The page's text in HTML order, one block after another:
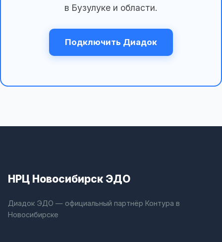
в Бузулуке и области.
Подключить Диадок
НРЦ Новосибирск ЭДО
Диадок ЭДО — официальный партнёр Контура в
Новосибирске